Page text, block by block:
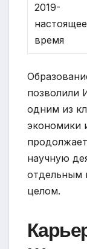
2019-
настоящее
время
позволили
одним из
экономики
научную
отдельным
целом.